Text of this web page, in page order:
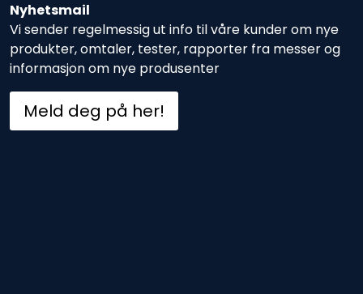
Nyhetsmail
Vi sender regelmessig ut info til våre kunder om nye
produkter, omtaler, tester, rapporter fra messer og
informasjon om nye produsenter
Meld deg på her!